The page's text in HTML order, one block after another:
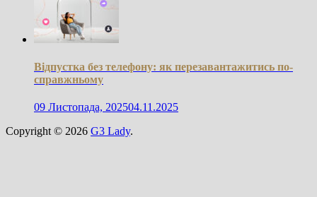
Відпустка без телефону: як перезавантажитись по-
справжньому
09 Листопада, 202504.11.2025
Copyright © 2026 G3 Lady.